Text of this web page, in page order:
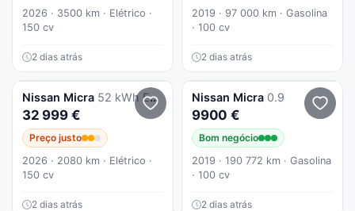
2026 · 3500 km · Elétrico ·
150 cv
2 dias atrás
2019 · 97 000 km · Gasolina
· 100 cv
2 dias atrás
Nissan Micra 52 kWh Evolve Two Tone
32 999 €
Preço justo
2026 · 2080 km · Elétrico ·
150 cv
2 dias atrás
Nissan Micra 0.9
9900 €
Bom negócio
2019 · 190 772 km · Gasolina
· 100 cv
2 dias atrás